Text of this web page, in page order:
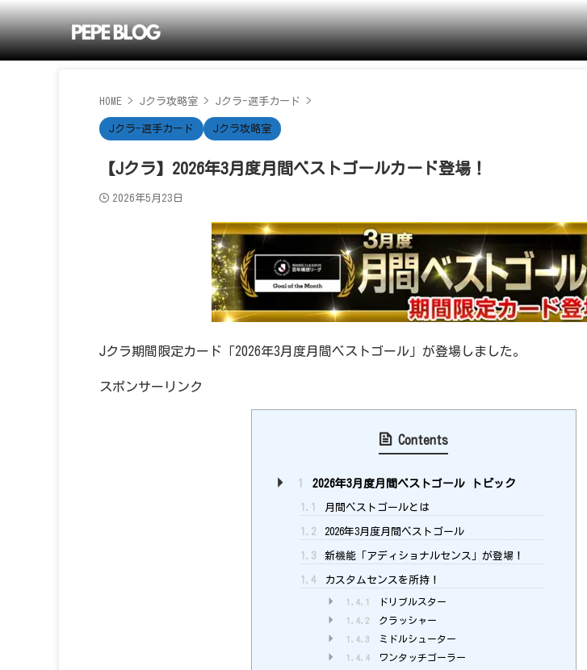
HOME > Jクラ攻略室 > Jクラ-選手カード >
Jクラ-選手カード Jクラ攻略室
【Jクラ】2026年3月度月間ベストゴールカード登場！
2026年5月23日
Jクラ期間限定カード「2026年3月度月間ベストゴール」が登場しました。
スポンサーリンク
Contents
1 2026年3月度月間ベストゴール トピック
1.1 月間ベストゴールとは
1.2 2026年3月度月間ベストゴール
1.3 新機能「アディショナルセンス」が登場！
1.4 カスタムセンスを所持！
1.4.1 ドリブルスター
1.4.2 クラッシャー
1.4.3 ミドルシューター
1.4.4 ワンタッチゴーラー